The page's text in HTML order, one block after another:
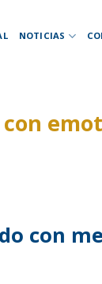
NOTICIAS
con
con